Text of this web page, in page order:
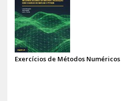
Exercícios de Métodos Numéricos